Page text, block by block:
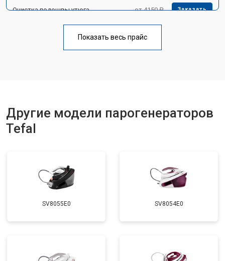
Очистка подошвы утюга от 4150 ₽ Заказать
Корпусный ремонт (замена резинок,
Профилактическая чистка от 4700 ₽
Показать весь прайс
Другие модели парогенераторов
Tefal
SV8055E0 SV8054E0